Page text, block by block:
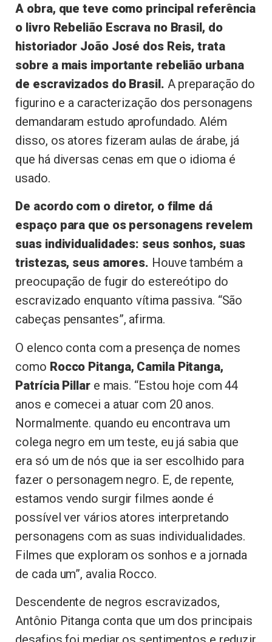
A obra, que teve como principal referência
o livro Rebelião Escrava no Brasil, do
historiador João José dos Reis, trata
sobre a mais importante rebelião urbana
de escravizados do Brasil. A preparação do
figurino e a caracterização dos personagens
demandaram estudo aprofundado. Além
disso, os atores fizeram aulas de árabe, já
que há diversas cenas em que o idioma é
usado.
De acordo com o diretor, o filme dá
espaço para que os personagens revelem
suas individualidades: seus sonhos, suas
tristezas, seus amores. Houve também a
preocupação de fugir do estereótipo do
escravizado enquanto vítima passiva. “São
cabeças pensantes”, afirma.
O elenco conta com a presença de nomes
como Rocco Pitanga, Camila Pitanga,
Patrícia Pillare mais. “Estou hoje com 44
anos e comecei a atuar com 20 anos.
Normalmente. quando eu encontrava um
colega negro em um teste, eu já sabia que
era só um de nós que ia ser escolhido para
fazer o personagem negro. E, de repente,
estamos vendo surgir filmes aonde é
possível ver vários atores interpretando
personagens com as suas individualidades.
Filmes que exploram os sonhos e a jornada
de cada um”, avalia Rocco.
Descendente de negros escravizados,
Antônio Pitanga conta que um dos principais